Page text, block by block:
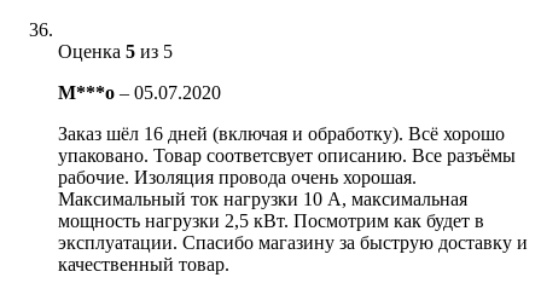
Оценка 5 из 5
M***o – 05.07.2020
Заказ шёл 16 дней (включая и обработку). Всё хорошо
упаковано. Товар соответсвует описанию. Все разъёмы
рабочие. Изоляция провода очень хорошая.
Максимальный ток нагрузки 10 А, максимальная
мощность нагрузки 2,5 кВт. Посмотрим как будет в
эксплуатации. Спасибо магазину за быструю доставку и
качественный товар.